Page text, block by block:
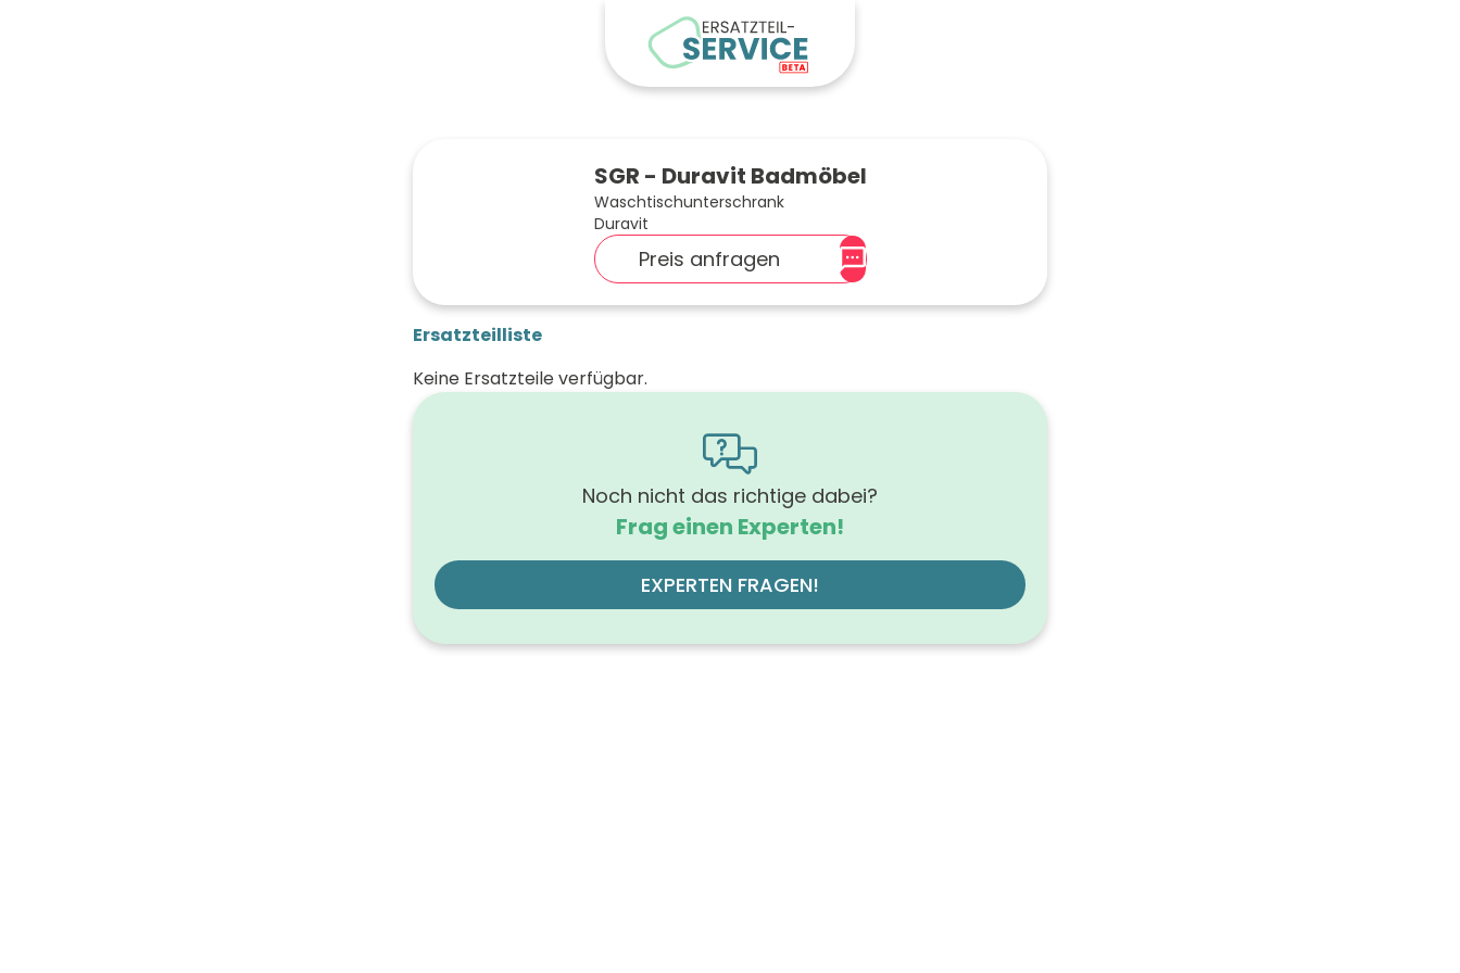
SGR - Duravit Badmöbel
Waschtischunterschrank
Duravit
Preis anfragen
Ersatzteilliste
Keine Ersatzteile verfügbar.
Noch nicht das richtige dabei?
Frag einen Experten!
EXPERTEN FRAGEN!